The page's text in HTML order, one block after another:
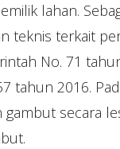
lahan.
teknis terkait
No. 71
tahun 2016.
secara